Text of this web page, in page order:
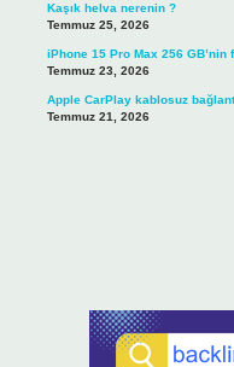
Kaşık helva nerenin ?
Temmuz 25, 2026
iPhone 15 Pro Max 256 GB’nin
Temmuz 23, 2026
Apple CarPlay kablosuz
Temmuz 21, 2026